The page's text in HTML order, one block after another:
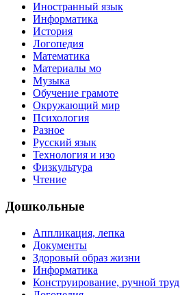
Иностранный язык
Информатика
История
Логопедия
Математика
Материалы мо
Музыка
Обучение грамоте
Окружающий мир
Психология
Разное
Русский язык
Технология и изо
Физкультура
Чтение
Дошкольные
Аппликация, лепка
Документы
Здоровый образ жизни
Информатика
Конструирование, ручной труд